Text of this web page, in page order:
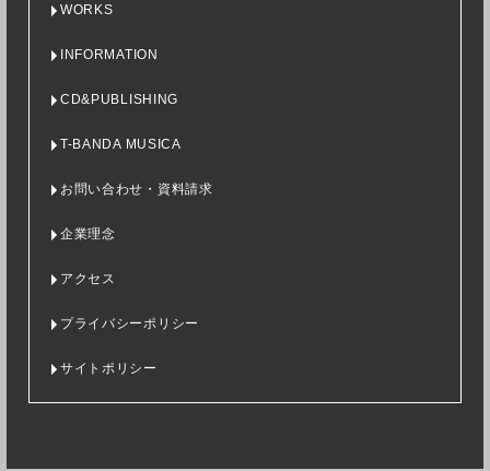
WORKS
INFORMATION
CD&PUBLISHING
T-BANDA MUSICA
お問い合わせ・資料請求
企業理念
アクセス
プライバシーポリシー
サイトポリシー